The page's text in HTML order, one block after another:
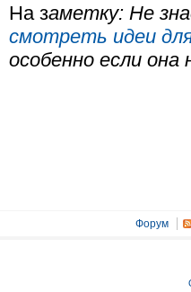
На заметку: Не
смотреть идеи
особенно если
Форум